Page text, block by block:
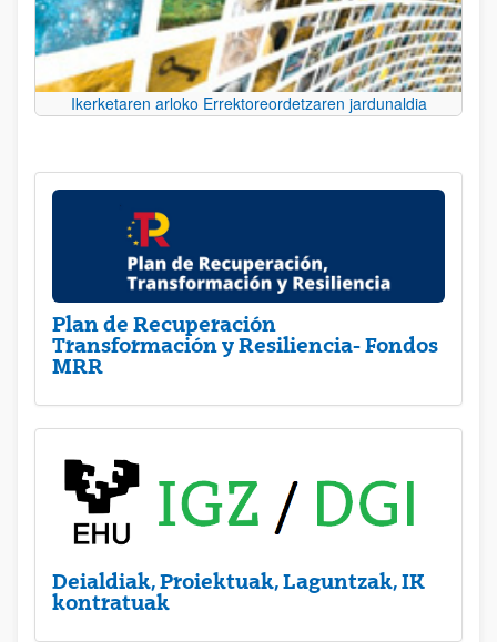
Ikerketaren arloko Errektoreordetzaren jardunaldia
Plan de Recuperación
Transformación y Resiliencia- Fondos
MRR
Deialdiak, Proiektuak, Laguntzak, IK
kontratuak